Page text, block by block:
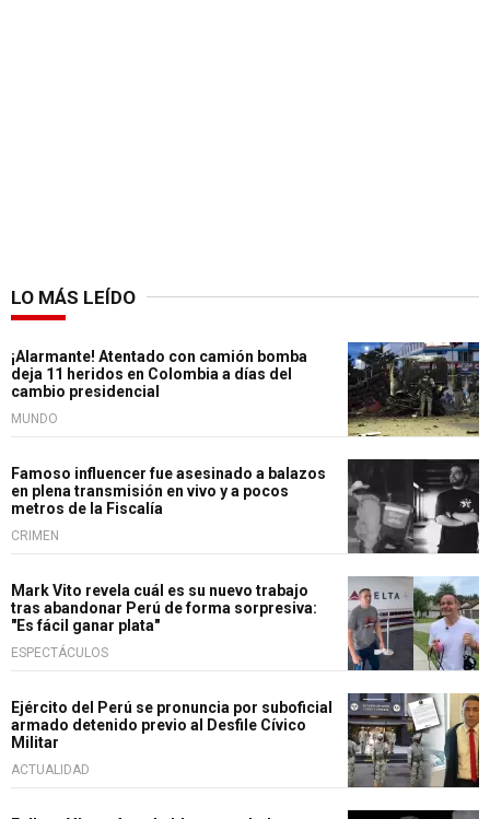
LO MÁS LEÍDO
¡Alarmante! Atentado con camión bomba
deja 11 heridos en Colombia a días del
cambio presidencial
MUNDO
Famoso influencer fue asesinado a balazos
en plena transmisión en vivo y a pocos
metros de la Fiscalía
CRIMEN
Mark Vito revela cuál es su nuevo trabajo
tras abandonar Perú de forma sorpresiva:
"Es fácil ganar plata"
ESPECTÁCULOS
Ejército del Perú se pronuncia por suboficial
armado detenido previo al Desfile Cívico
Militar
ACTUALIDAD